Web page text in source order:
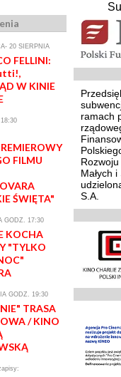
20 SIERPNIA
FELLINI:
W KINIE
FILMU
ŚWIĘTA"
GODZ. 17:30
KOCHA
"TYLKO
GODZ. 19:30
TRASA
/ KINO
ramach
Małych
S.A.